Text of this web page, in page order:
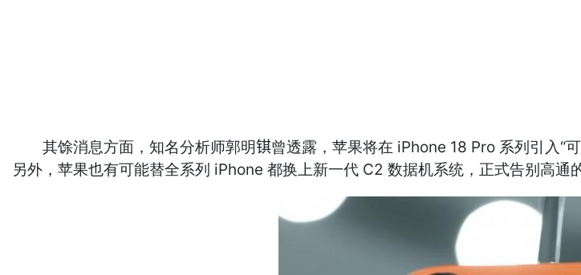
其馀消息方面，知名分析师郭明𫓹曾透露，苹果将在 iPhone 18 Pro 系列引入“可
另外，苹果也有可能替全系列 iPhone 都换上新一代 C2 数据机系统，正式告别高通